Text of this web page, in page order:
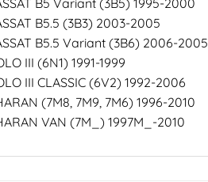
B5.5 (3B3) 2003-2005
B5.5 Variant (3B6) 2006-2005
III (6N1) 1991-1999
III CLASSIC (6V2) 1992-2006
(7M8, 7M9, 7M6) 1996-2010
VAN (7M_) 1997M_-2010